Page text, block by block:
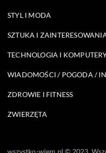
STYL I MODA
SZTUKA I
TECHNOLOGIA I
WIADOMOŚCI / POGODA /
ZDROWIE I FITNESS
ZWIERZĘTA
wszystko-wiem.pl © 2023.